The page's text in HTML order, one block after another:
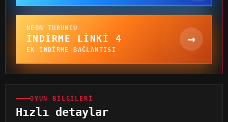
NEON TURUNCU
İNDIRME LINKI 4
EK INDIRME BAĞLANTISI
→
OYUN BILGILERI
Hızlı detaylar